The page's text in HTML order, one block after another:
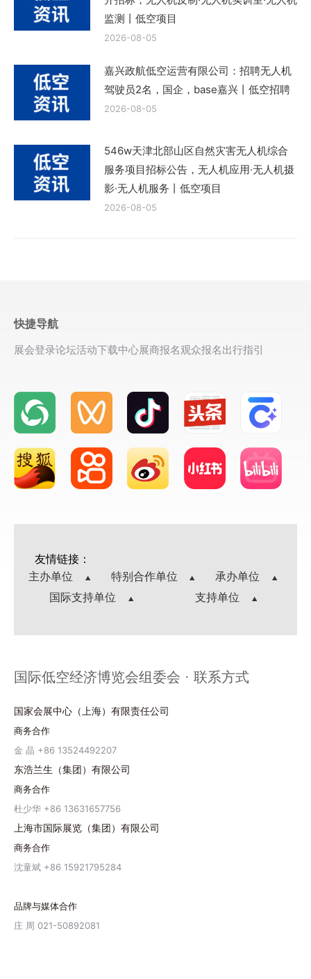
监测丨低空项目
2026-08-05
嘉兴政航低空运营有限公司：招聘无人机
驾驶员2名，国企，base嘉兴丨低空招聘
2026-08-05
546w天津北部山区自然灾害无人机综合
服务项目招标公告，无人机应用·无人机摄
影·无人机服务丨低空项目
2026-08-05
快捷导航
展会登录论坛活动下载中心展商报名观众报名出行指引
友情链接：
主办单位
特别合作单位
承办单位
国际支持单位
支持单位
国际低空经济博览会组委会 · 联系方式
国家会展中心（上海）有限责任公司
商务合作
金 晶 +86 13524492207
东浩兰生（集团）有限公司
商务合作
杜少华 +86 13631657756
上海市国际展览（集团）有限公司
商务合作
沈童斌 +86 15921795284
品牌与媒体合作
庄 周 021-50892081